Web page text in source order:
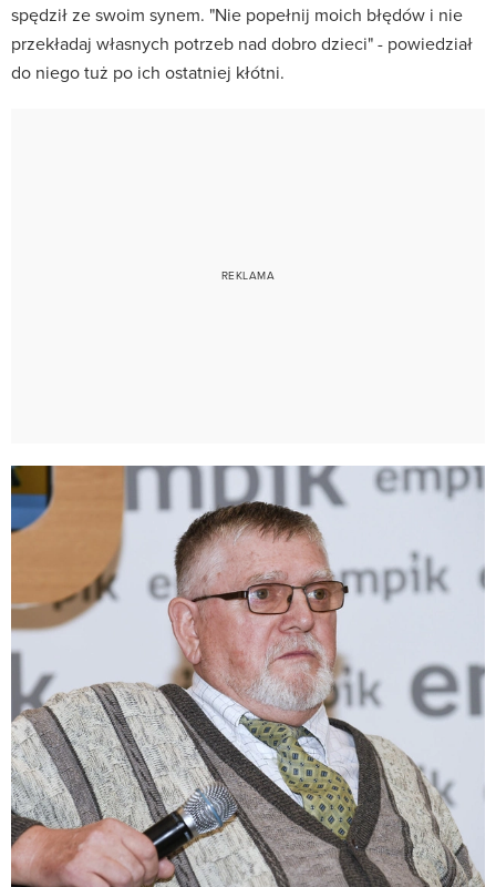
spędził ze swoim synem. "Nie popełnij moich błędów i nie
przekładaj własnych potrzeb nad dobro dzieci" - powiedział
do niego tuż po ich ostatniej kłótni.